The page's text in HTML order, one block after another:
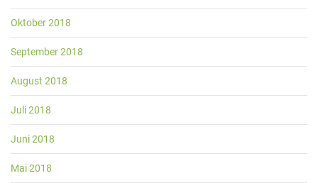
Oktober 2018
September 2018
August 2018
Juli 2018
Juni 2018
Mai 2018